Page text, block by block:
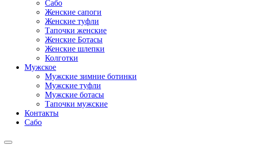
Сабо
Женские сапоги
Женские туфли
Тапочки женские
Женские Ботасы
Женские шлепки
Колготки
Мужское
Мужские зимние ботинки
Мужские туфли
Мужские ботасы
Тапочки мужские
Контакты
Сабо